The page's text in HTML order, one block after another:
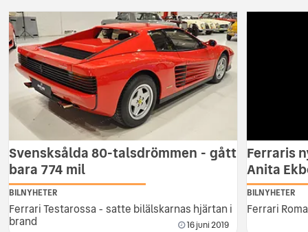
Svensksålda 80-talsdrömmen - gått
bara 774 mil
BILNYHETER
Ferrari Testarossa - satte bilälskarnas hjärtan i
brand 16 juni 2019
Ferraris
Anita
BILNYHETER
Ferrari